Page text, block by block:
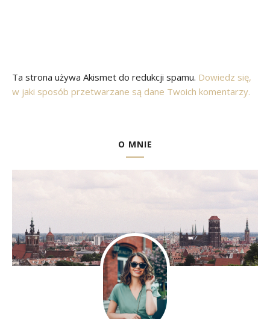
Ta strona używa Akismet do redukcji spamu. Dowiedz się,
w jaki sposób przetwarzane są dane Twoich komentarzy.
O MNIE